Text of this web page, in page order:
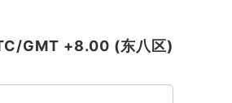
GMT +8.00 (东八区)